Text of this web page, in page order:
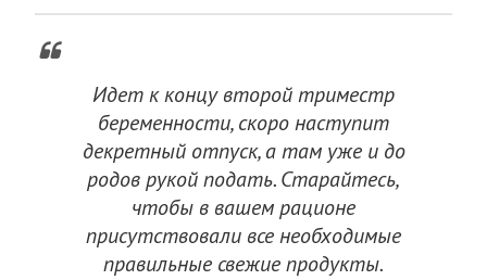
Идет к концу второй триместр
беременности, скоро наступит
декретный отпуск, а там уже и до
родов рукой подать. Старайтесь,
чтобы в вашем рационе
присутствовали все необходимые
правильные свежие продукты.